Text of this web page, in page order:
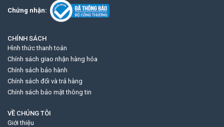
Chứng nhận:
CHÍNH SÁCH
Hình thức thanh toán
Chính sách giao nhận hàng hóa
Chính sách bảo hành
Chính sách đổi và trả hàng
Chính sách bảo mật thông tin
VỀ CHÚNG TÔI
Giới thiệu